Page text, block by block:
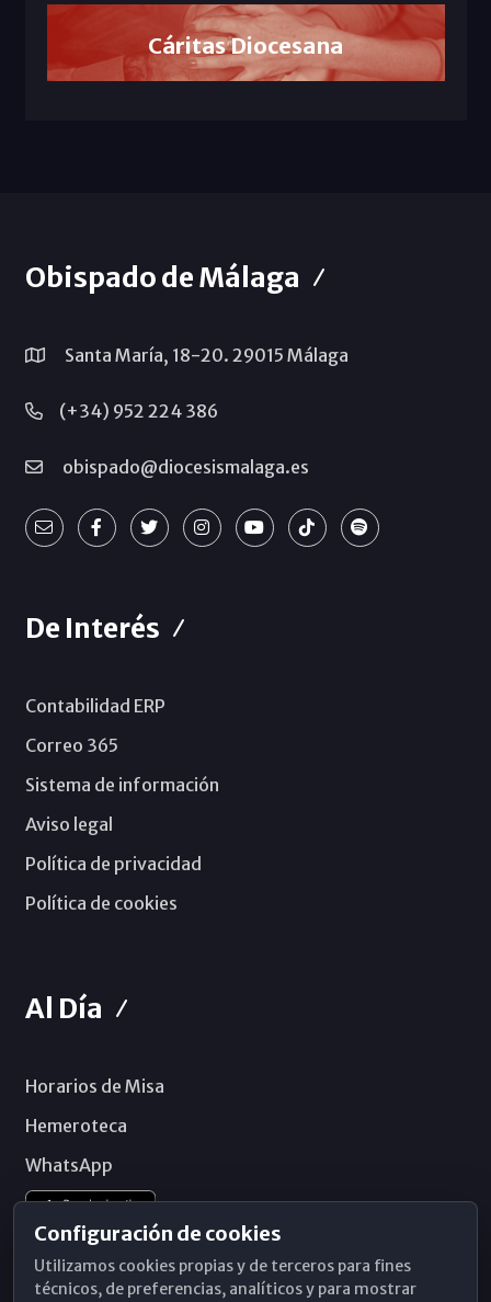
Cáritas Diocesana
Obispado de Málaga
Santa María, 18-20. 29015 Málaga
(+34) 952 224 386
obispado@diocesismalaga.es
De Interés
Contabilidad ERP
Correo 365
Sistema de información
Aviso legal
Política de privacidad
Política de cookies
Al Día
Horarios de Misa
Hemeroteca
WhatsApp
Configuración de cookies
Utilizamos cookies propias y de terceros para fines
técnicos, de preferencias, analíticos y para mostrar